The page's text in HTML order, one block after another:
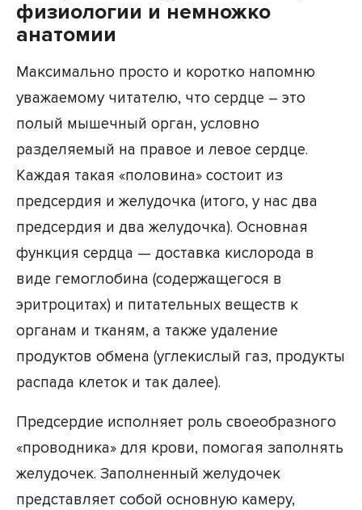
физиологии и немножко
анатомии
Максимально просто и коротко напомню
уважаемому читателю, что сердце – это
полый мышечный орган, условно
разделяемый на правое и левое сердце.
Каждая такая «половина» состоит из
предсердия и желудочка (итого, у нас два
предсердия и два желудочка). Основная
функция сердца — доставка кислорода в
виде гемоглобина (содержащегося в
эритроцитах) и питательных веществ к
органам и тканям, а также удаление
продуктов обмена (углекислый газ, продукты
распада клеток и так далее).
Предсердие исполняет роль своеобразного
«проводника» для крови, помогая заполнять
желудочек. Заполненный желудочек
представляет собой основную камеру,